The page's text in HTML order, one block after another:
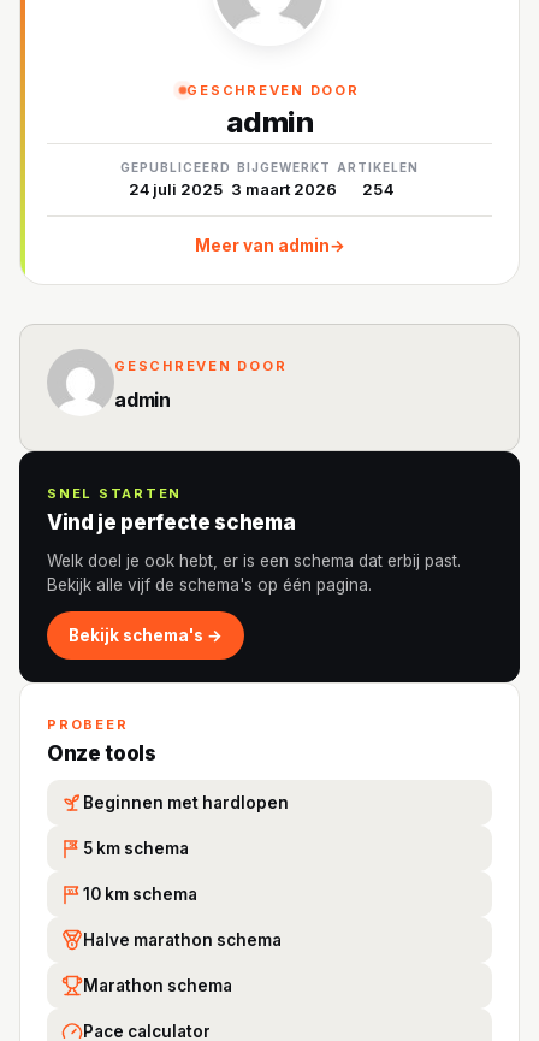
GESCHREVEN DOOR
admin
GEPUBLICEERD
24 juli 2025
BIJGEWERKT
3 maart 2026
ARTIKELEN
254
Meer van admin→
GESCHREVEN DOOR
admin
SNEL STARTEN
Vind je perfecte schema
Welk doel je ook hebt, er is een schema dat erbij past.
Bekijk alle vijf de schema's op één pagina.
Bekijk schema's →
PROBEER
Onze tools
Beginnen met hardlopen
5K 5 km schema
10 10 km schema
Halve marathon schema
Marathon schema
Pace calculator